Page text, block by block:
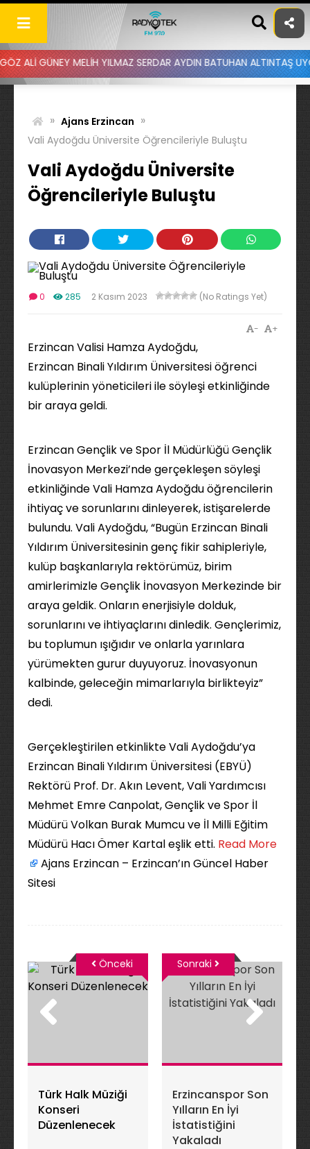
Skip
content
MELİH YILMAZ SERDAR AYDIN BATUHAN ALTINTAŞ UYGAR
» Ajans Erzincan »
Vali Aydoğdu Üniversite Öğrencileriyle Buluştu
Vali Aydoğdu Üniversite
Öğrencileriyle Buluştu
0 285 2 Kasım 2023 (No Ratings Yet)
+
-
Erzincan Valisi Hamza Aydoğdu,
Erzincan Binali Yıldırım Üniversitesi öğrenci
kulüplerinin yöneticileri ile söyleşi etkinliğinde
bir araya geldi.
Erzincan Gençlik ve Spor İl Müdürlüğü Gençlik
İnovasyon Merkezi’nde gerçekleşen söyleşi
etkinliğinde Vali Hamza Aydoğdu öğrencilerin
ihtiyaç ve sorunlarını dinleyerek, istişarelerde
bulundu. Vali Aydoğdu, “Bugün Erzincan Binali
Yıldırım Üniversitesinin genç fikir sahipleriyle,
kulüp başkanlarıyla rektörümüz, birim
amirlerimizle Gençlik İnovasyon Merkezinde bir
araya geldik. Onların enerjisiyle dolduk,
sorunlarını ve ihtiyaçlarını dinledik. Gençlerimiz,
bu toplumun ışığıdır ve onlarla yarınlara
yürümekten gurur duyuyoruz. İnovasyonun
kalbinde, geleceğin mimarlarıyla birlikteyiz”
dedi.
Gerçekleştirilen etkinlikte Vali Aydoğdu’ya
Erzincan Binali Yıldırım Üniversitesi (EBYÜ)
Rektörü Prof. Dr. Akın Levent, Vali Yardımcısı
Mehmet Emre Canpolat, Gençlik ve Spor İl
Müdürü Volkan Burak Mumcu ve İl Milli Eğitim
Müdürü Hacı Ömer Kartal eşlik etti. ​ Read More
Ajans Erzincan – Erzincan’ın Güncel Haber
Sitesi
Türk Halk Müziği
Konseri
Düzenlenecek
Önceki
Erzincanspor Son
Yılların En İyi
İstatistiğini
Yakaladı
Sonraki